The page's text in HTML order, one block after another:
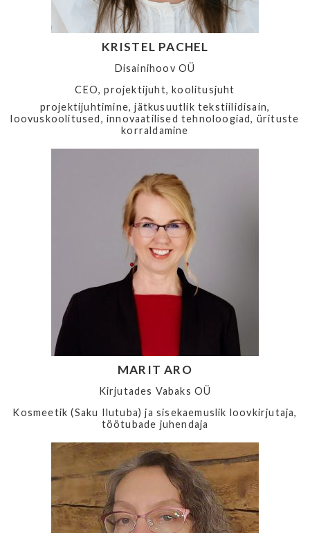
KRISTEL PACHEL
Disainihoov OÜ
CEO, projektijuht, koolitusjuht
projektijuhtimine, jätkusuutlik tekstiilidisain,
loovuskoolitused, innovaatilised tehnoloogiad, ürituste
korraldamine
MARIT ARO
Kirjutades Vabaks OÜ
Kosmeetik (Saku Ilutuba) ja sisekaemuslik loovkirjutaja,
töötubade juhendaja